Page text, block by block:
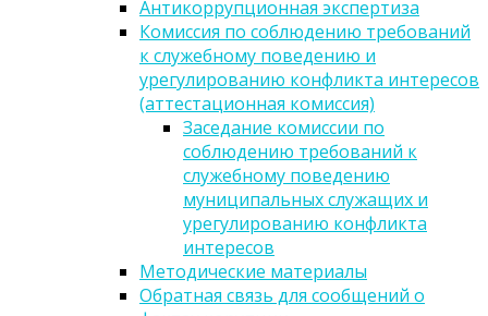
Антикоррупционная экспертиза
Комиссия по соблюдению требований
к служебному поведению и
урегулированию конфликта интересов
(аттестационная комиссия)
Заседание комиссии по
соблюдению требований к
служебному поведению
муниципальных служащих и
урегулированию конфликта
интересов
Методические материалы
Обратная связь для сообщений о